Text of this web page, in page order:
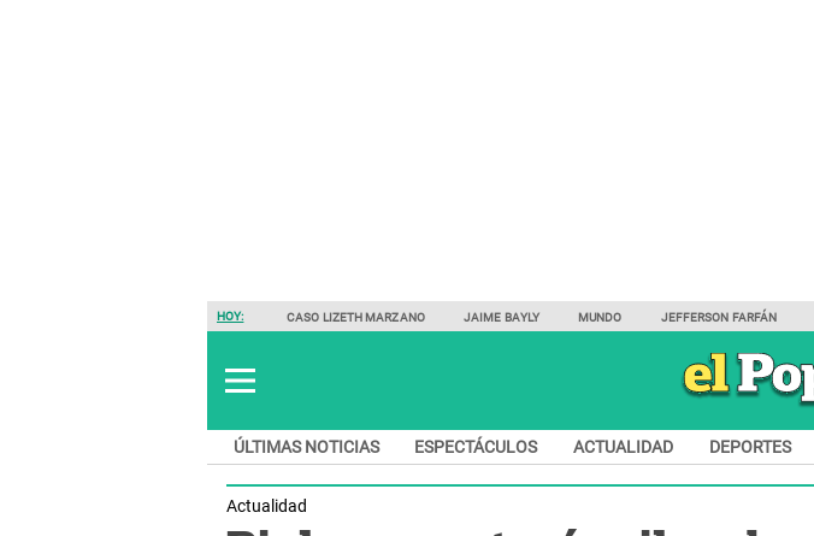
HOY: CASO LIZETH MARZANO JAIME BAYLY MUNDO JEFFERSON FARFÁN
ÚLTIMAS NOTICIAS ESPECTÁCULOS ACTUALIDAD DEPORTES
Actualidad